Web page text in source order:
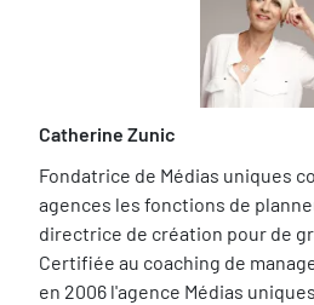
Catherine Zunic
Fondatrice de Médias uniques
agences les fonctions de
directrice de création pour de
Certifiée au coaching de
en 2006 l'agence Médias